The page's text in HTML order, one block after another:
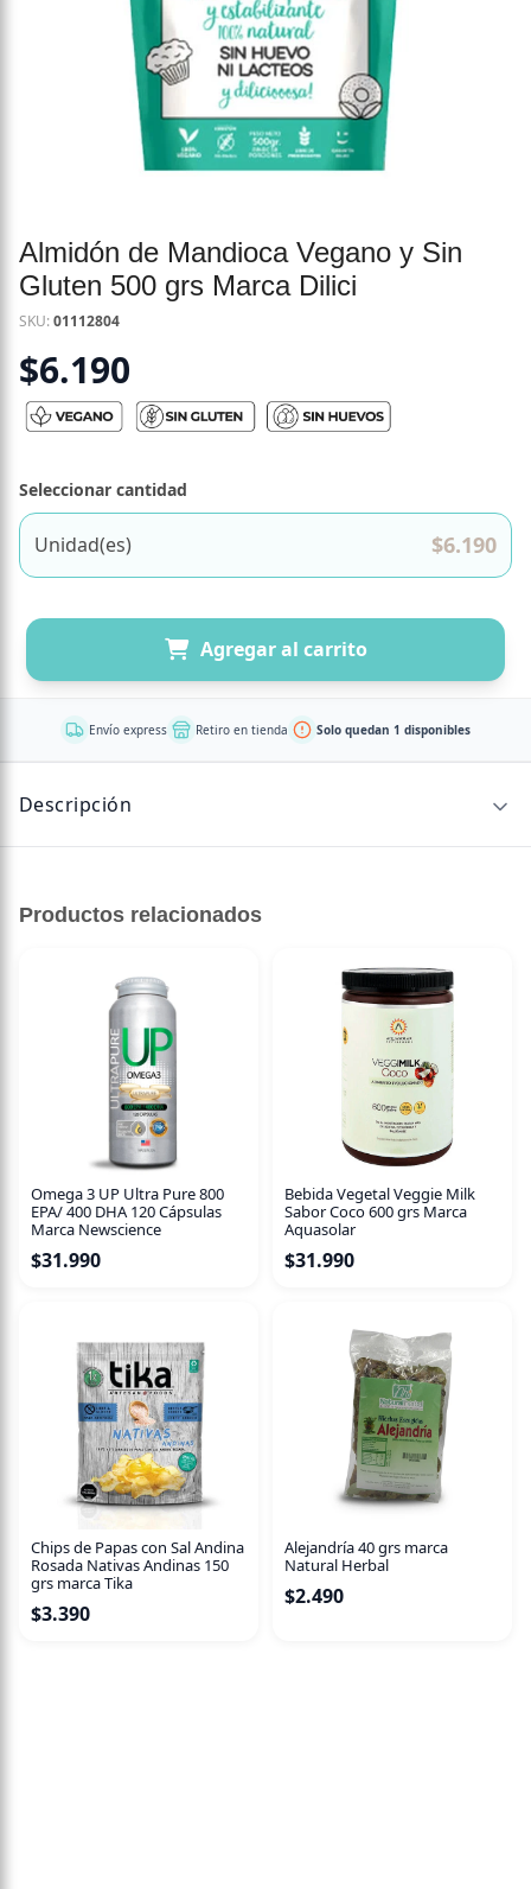
Almidón de Mandioca Vegano y Sin
Gluten 500 grs Marca Dilici
SKU:01112804
$6.190
Seleccionar cantidad
Unidad(es) $6.190
Agregar al carrito
Envío express Retiro en tienda Solo quedan 1 disponibles
Descripción
Almidón de Mandioca, espesante y estabilizante
Envase de 500 gr.
Almidón de Mandioca o Yuca. Almidón de Mandioca
(también llamado de Yuca o Tapioca) extraído
naturalmente mediante
un proceso de molienda húmeda.
Vegano
Sin Gluten
De grado alimenticio y 100% puro.[vc_tta_section
title="Información Nutricional" tab_id="1594172823860-
40c26baa-cef4"1594259535937-987aee6c-e6c8"
Productos relacionados
Omega 3 UP Ultra Pure 800
EPA/ 400 DHA 120 Cápsulas
Marca Newscience
$31.990
Bebida Vegetal Veggie Milk
Sabor Coco 600 grs Marca
Aquasolar
$31.990
Chips de Papas con Sal Andina
Rosada Nativas Andinas 150
grs marca Tika
$3.390
Alejandría 40 grs marca
Natural Herbal
$2.490